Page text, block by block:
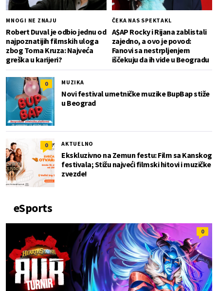
MNOGI NE ZNAJU
Robert Duval je odbio jednu od
najpoznatijih filmskih uloga
zbog Toma Kruza: Najveća
greška u karijeri?
ČEKA NAS SPEKTAKL
A$AP Rocky i Rijana zablistali
zajedno, a ovo je povod:
Fanovi sa nestrpljenjem
iščekuju da ih vide u Beogradu
0 MUZIKA
Novi festival umetničke muzike BupBap stiže
u Beograd
0 AKTUELNO
Ekskluzivno na Zemun festu: Film sa Kanskog
festivala; Stižu najveći filmski hitovi i muzičke
zvezde!
eSports
0